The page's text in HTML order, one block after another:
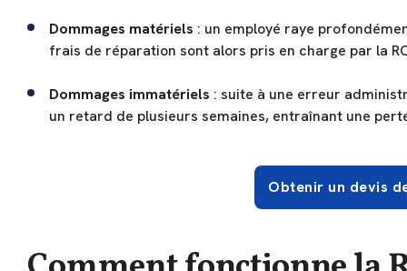
Dommages matériels : un employé raye
frais de réparation sont alors pris en charge par la
Dommages immatériels : suite à une erreur
un retard de plusieurs semaines, entraînant une
Obtenir un devis